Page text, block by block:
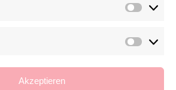
Akzeptieren